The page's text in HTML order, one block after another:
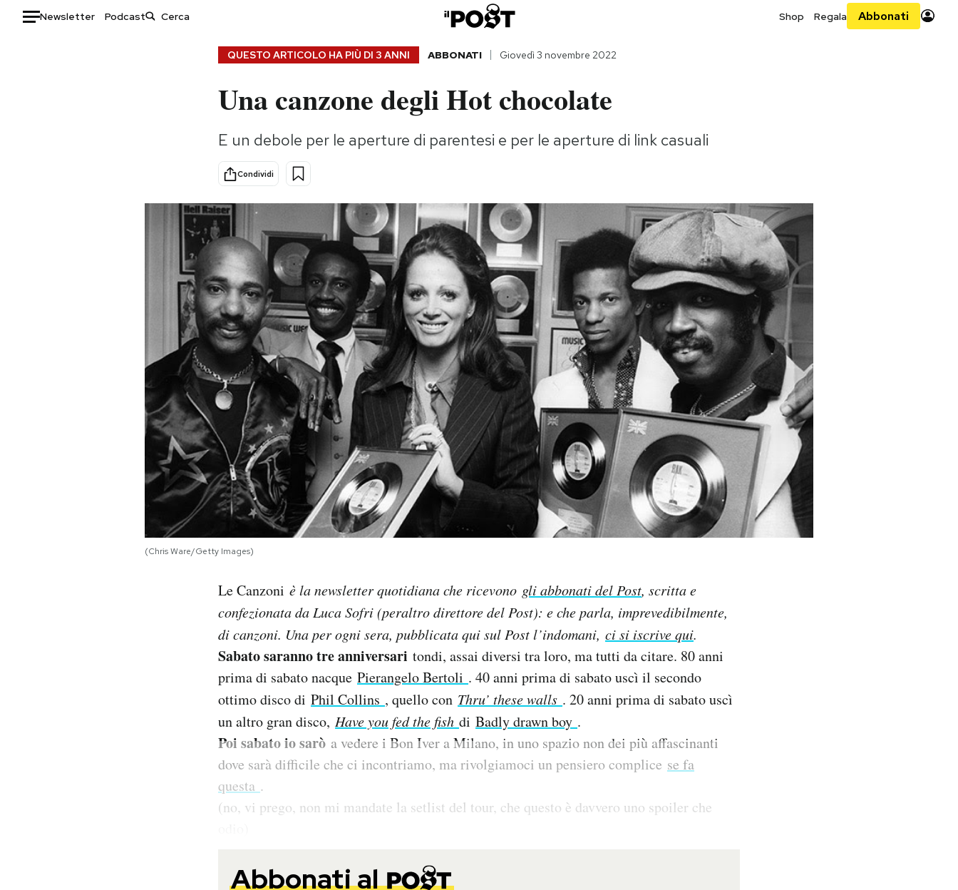
Newsletter Podcast Shop Regala Abbonati
Consumismi
Storie/Idee
Ok Boomer!
Media
Europa
Altrecose
Mondiali calcio 2026
QUESTO ARTICOLO HA PIÙ DI 3 ANNI ABBONATI Giovedì 3 novembre 2022
Una canzone degli Hot chocolate
E un debole per le aperture di parentesi e per le aperture di link casuali
Condividi
(Chris Ware/Getty Images)
Le Canzoni è la newsletter quotidiana che ricevono gli abbonati del Post, scritta e
confezionata da Luca Sofri (peraltro direttore del Post): e che parla, imprevedibilmente,
di canzoni. Una per ogni sera, pubblicata qui sul Post l’indomani, ci si iscrive qui.
Sabato saranno tre anniversari tondi, assai diversi tra loro, ma tutti da citare. 80 anni
prima di sabato nacque Pierangelo Bertoli . 40 anni prima di sabato uscì il secondo
ottimo disco di Phil Collins , quello con Thru’ these walls . 20 anni prima di sabato uscì
un altro gran disco, Have you fed the fish di Badly drawn boy .
Poi sabato io sarò a vedere i Bon Iver a Milano, in uno spazio non dei più affascinanti
dove sarà difficile che ci incontriamo, ma rivolgiamoci un pensiero complice se fa
questa .
(no, vi prego, non mi mandate la setlist del tour, che questo è davvero uno spoiler che
Abbonati al